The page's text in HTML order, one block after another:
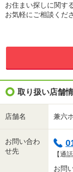
お住まい探しに関す
お気軽にご相談くだ
取り扱い店舗
店舗名 兼六
お問い合わ
せ先
【通
お問